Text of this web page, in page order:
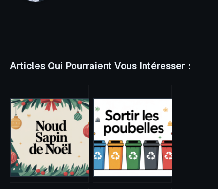
Articles Qui Pourraient Vous Intéresser :